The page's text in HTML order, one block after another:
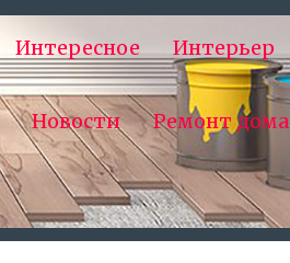
Интересное Интерьер
Новости Ремонт дома